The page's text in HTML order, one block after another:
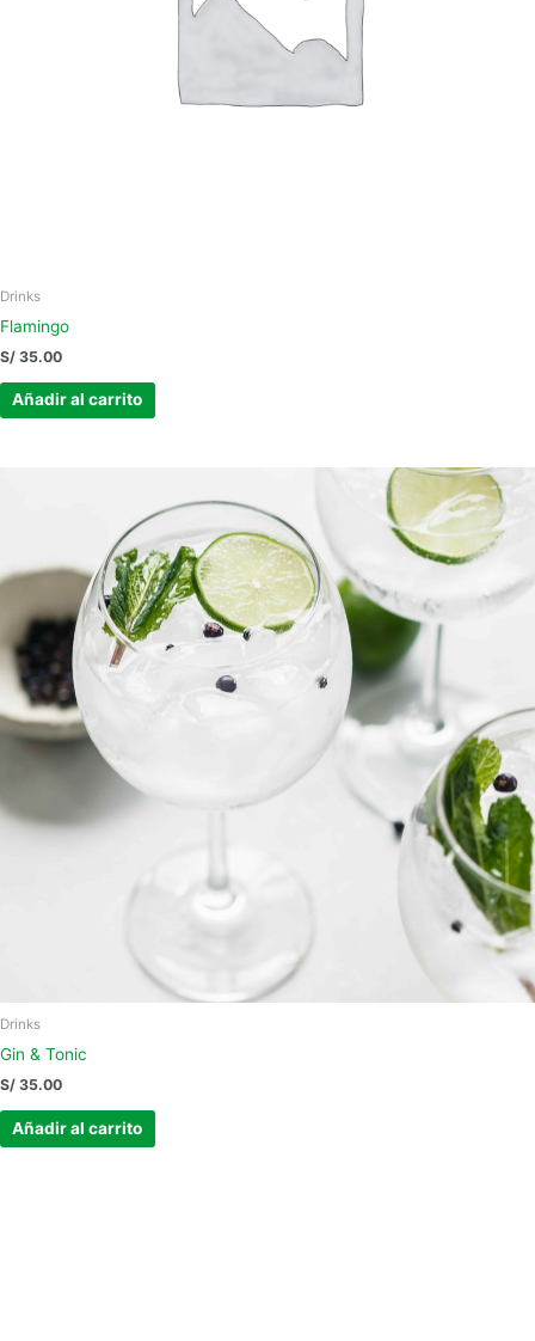
Drinks
Flamingo
S/ 35.00
Añadir al carrito
Drinks
Gin & Tonic
S/ 35.00
Añadir al carrito